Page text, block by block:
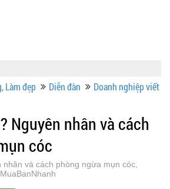
Làm đẹp Diễn đàn
Doanh nghiệp viết
Nguyên nhân và cách
cóc
nhân và cách phòng ngừa mụn cóc,